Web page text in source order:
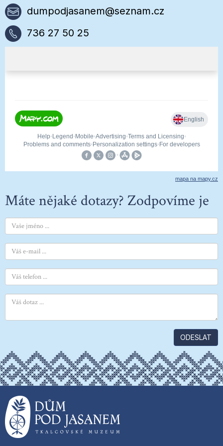
dumpodjasanem@seznam.cz
736 27 50 25
mapa na mapy.cz
Máte nějaké dotazy? Zodpovíme je
ODESLAT